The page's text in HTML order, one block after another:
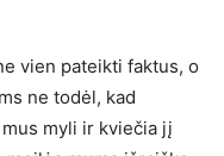
vien pateikti faktus, o
ne todėl, kad
myli ir kviečia jį